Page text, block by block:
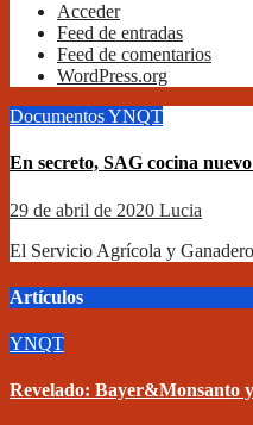
Acceder
Feed de entradas
Feed de comentarios
WordPress.org
DocumentosYNQT
En secreto, SAG cocina
29 de abril de 2020 Lucia
El Servicio Agrícola y
Artículos
YNQT
Revelado: Bayer&Monsanto